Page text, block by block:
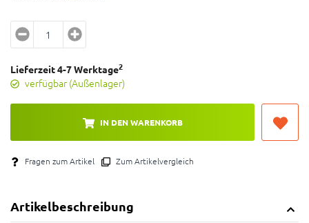
Lieferzeit 4-7 Werktage2
verfügbar (Außenlager)
IN DEN WARENKORB
Fragen zum Artikel Zum Artikelvergleich
Artikelbeschreibung